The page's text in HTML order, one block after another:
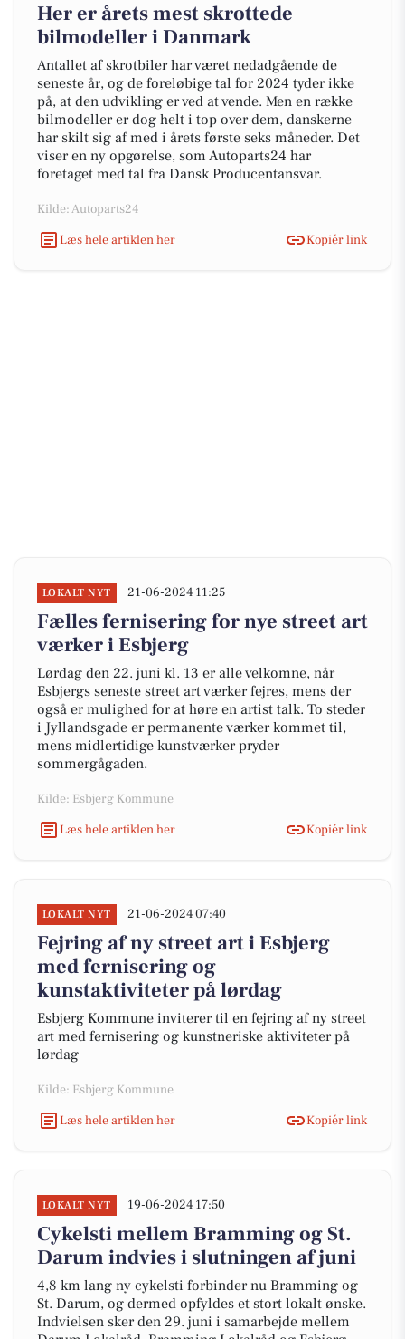
Her er årets mest skrottede
bilmodeller i Danmark
Antallet af skrotbiler har været nedadgående de
seneste år, og de foreløbige tal for 2024 tyder ikke
på, at den udvikling er ved at vende. Men en række
bilmodeller er dog helt i top over dem, danskerne
har skilt sig af med i årets første seks måneder. Det
viser en ny opgørelse, som Autoparts24 har
foretaget med tal fra Dansk Producentansvar.
Kilde: Autoparts24
Læs hele artiklen her
Kopiér link
LOKALT NYT 21-06-2024 11:25
Fælles fernisering for nye street art
værker i Esbjerg
Lørdag den 22. juni kl. 13 er alle velkomne, når
Esbjergs seneste street art værker fejres, mens der
også er mulighed for at høre en artist talk. To steder
i Jyllandsgade er permanente værker kommet til,
mens midlertidige kunstværker pryder
sommergågaden.
Kilde: Esbjerg Kommune
Læs hele artiklen her
Kopiér link
LOKALT NYT 21-06-2024 07:40
Fejring af ny street art i Esbjerg
med fernisering og
kunstaktiviteter på lørdag
Esbjerg Kommune inviterer til en fejring af ny street
art med fernisering og kunstneriske aktiviteter på
lørdag
Kilde: Esbjerg Kommune
Læs hele artiklen her
Kopiér link
LOKALT NYT 19-06-2024 17:50
Cykelsti mellem Bramming og St.
Darum indvies i slutningen af juni
4,8 km lang ny cykelsti forbinder nu Bramming og
St. Darum, og dermed opfyldes et stort lokalt ønske.
Indvielsen sker den 29. juni i samarbejde mellem